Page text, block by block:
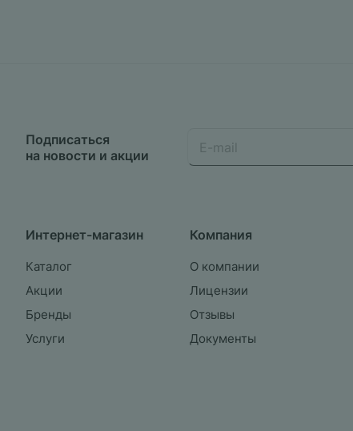
Подписаться
на новости и акции
Интернет-магазин
Каталог
Акции
Бренды
Услуги
Компания
О компании
Лицензии
Отзывы
Документы